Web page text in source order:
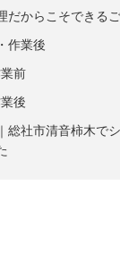
だからこそできる
作業後
前
後
総社市清音柿木で